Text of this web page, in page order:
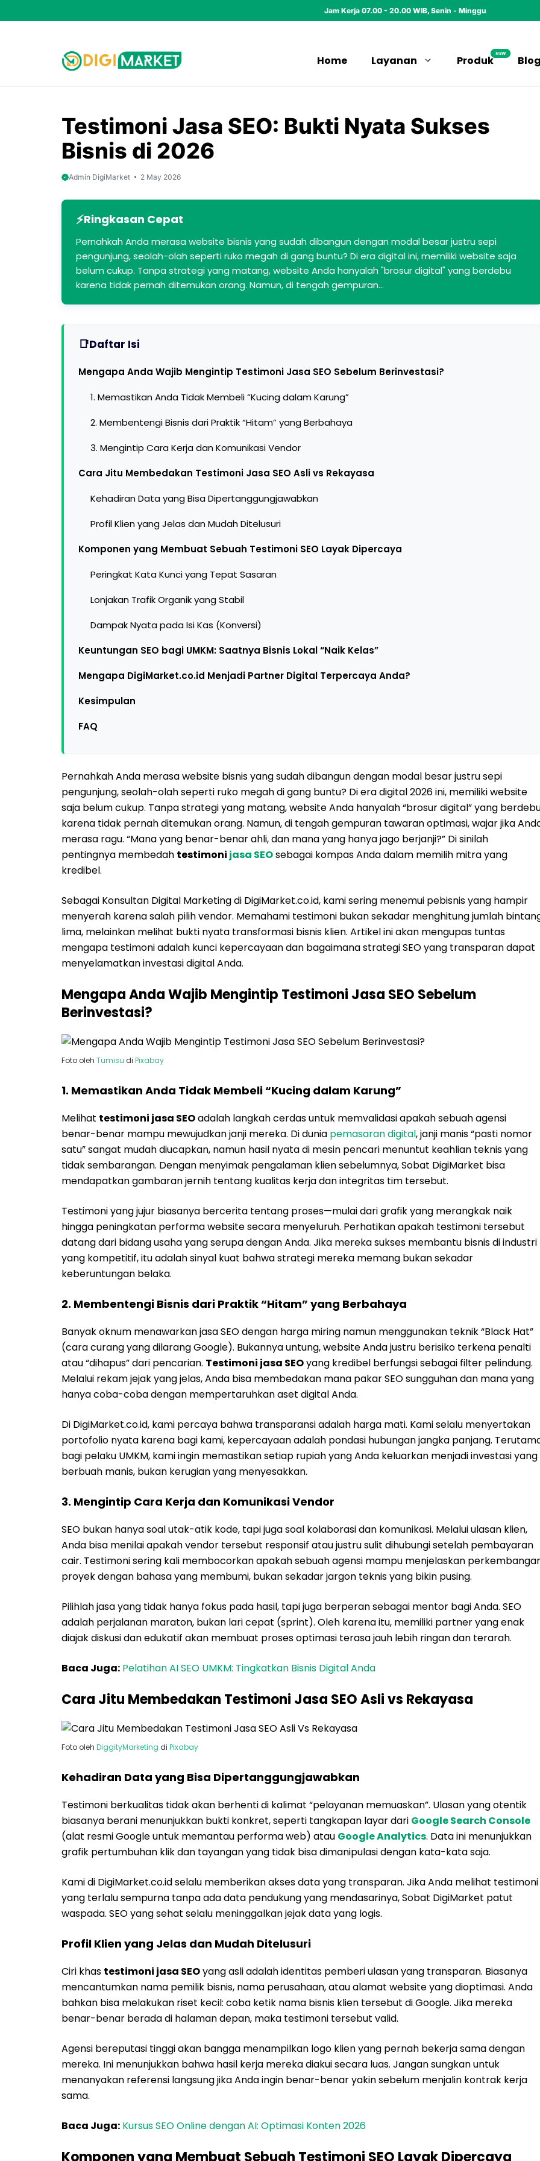
to
Jam Kerja 07.00 - 20.00 WIB, Senin - Minggu
Home Layanan Produk
NEW
Testimoni Jasa SEO: Bukti Nyata Sukses
Bisnis di 2026
Admin DigiMarket 2 May 2026
Ringkasan Cepat
Pernahkah Anda merasa website bisnis yang sudah dibangun dengan modal besar justru sepi
pengunjung, seolah-olah seperti ruko megah di gang buntu? Di era digital ini, memiliki website saja
belum cukup. Tanpa strategi yang matang, website Anda hanyalah "brosur digital" yang berdebu
karena tidak pernah ditemukan orang. Namun, di tengah gempuran…
Daftar Isi
Mengapa Anda Wajib Mengintip Testimoni Jasa SEO Sebelum Berinvestasi?
1. Memastikan Anda Tidak Membeli “Kucing dalam Karung”
2. Membentengi Bisnis dari Praktik “Hitam” yang Berbahaya
3. Mengintip Cara Kerja dan Komunikasi Vendor
Cara Jitu Membedakan Testimoni Jasa SEO Asli vs Rekayasa
Kehadiran Data yang Bisa Dipertanggungjawabkan
Profil Klien yang Jelas dan Mudah Ditelusuri
Komponen yang Membuat Sebuah Testimoni SEO Layak Dipercaya
Peringkat Kata Kunci yang Tepat Sasaran
Lonjakan Trafik Organik yang Stabil
Dampak Nyata pada Isi Kas (Konversi)
Keuntungan SEO bagi UMKM: Saatnya Bisnis Lokal “Naik Kelas”
Mengapa DigiMarket.co.id Menjadi Partner Digital Terpercaya Anda?
Kesimpulan
FAQ
Pernahkah Anda merasa website bisnis yang sudah dibangun dengan modal besar justru sepi
pengunjung, seolah-olah seperti ruko megah di gang buntu? Di era digital 2026 ini, memiliki website
saja belum cukup. Tanpa strategi yang matang, website Anda hanyalah “brosur digital” yang
karena tidak pernah ditemukan orang. Namun, di tengah gempuran tawaran optimasi, wajar jika
merasa ragu. “Mana yang benar-benar ahli, dan mana yang hanya jago berjanji?” Di sinilah
pentingnya membedah testimoni jasa SEOsebagai kompas Anda dalam memilih mitra yang
kredibel.
Sebagai Konsultan Digital Marketing di DigiMarket.co.id, kami sering menemui pebisnis yang hampir
menyerah karena salah pilih vendor. Memahami testimoni bukan sekadar menghitung jumlah
lima, melainkan melihat bukti nyata transformasi bisnis klien. Artikel ini akan mengupas tuntas
mengapa testimoni adalah kunci kepercayaan dan bagaimana strategi SEO yang transparan dapat
menyelamatkan investasi digital Anda.
Mengapa Anda Wajib Mengintip Testimoni Jasa SEO Sebelum
Berinvestasi?
Foto oleh Tumisu di Pixabay
1. Memastikan Anda Tidak Membeli “Kucing dalam Karung”
Melihat testimoni jasa SEOadalah langkah cerdas untuk memvalidasi apakah sebuah agensi
benar-benar mampu mewujudkan janji mereka. Di dunia pemasaran digital, janji manis “pasti nomor
satu” sangat mudah diucapkan, namun hasil nyata di mesin pencari menuntut keahlian teknis yang
tidak sembarangan. Dengan menyimak pengalaman klien sebelumnya, Sobat DigiMarket bisa
mendapatkan gambaran jernih tentang kualitas kerja dan integritas tim tersebut.
Testimoni yang jujur biasanya bercerita tentang proses—mulai dari grafik yang merangkak naik
hingga peningkatan performa website secara menyeluruh. Perhatikan apakah testimoni tersebut
datang dari bidang usaha yang serupa dengan Anda. Jika mereka sukses membantu bisnis di industri
yang kompetitif, itu adalah sinyal kuat bahwa strategi mereka memang bukan sekadar
keberuntungan belaka.
2. Membentengi Bisnis dari Praktik “Hitam” yang Berbahaya
Banyak oknum menawarkan jasa SEO dengan harga miring namun menggunakan teknik “Black Hat”
(cara curang yang dilarang Google). Bukannya untung, website Anda justru berisiko terkena penalti
atau “dihapus” dari pencarian. Testimoni jasa SEOyang kredibel berfungsi sebagai filter pelindung.
Melalui rekam jejak yang jelas, Anda bisa membedakan mana pakar SEO sungguhan dan mana yang
hanya coba-coba dengan mempertaruhkan aset digital Anda.
Di DigiMarket.co.id, kami percaya bahwa transparansi adalah harga mati. Kami selalu menyertakan
portofolio nyata karena bagi kami, kepercayaan adalah pondasi hubungan jangka panjang.
bagi pelaku UMKM, kami ingin memastikan setiap rupiah yang Anda keluarkan menjadi investasi yang
berbuah manis, bukan kerugian yang menyesakkan.
3. Mengintip Cara Kerja dan Komunikasi Vendor
SEO bukan hanya soal utak-atik kode, tapi juga soal kolaborasi dan komunikasi. Melalui ulasan klien,
Anda bisa menilai apakah vendor tersebut responsif atau justru sulit dihubungi setelah pembayaran
cair. Testimoni sering kali membocorkan apakah sebuah agensi mampu menjelaskan
proyek dengan bahasa yang membumi, bukan sekadar jargon teknis yang bikin pusing.
Pilihlah jasa yang tidak hanya fokus pada hasil, tapi juga berperan sebagai mentor bagi Anda. SEO
adalah perjalanan maraton, bukan lari cepat (sprint). Oleh karena itu, memiliki partner yang enak
diajak diskusi dan edukatif akan membuat proses optimasi terasa jauh lebih ringan dan terarah.
Baca Juga: Pelatihan AI SEO UMKM: Tingkatkan Bisnis Digital Anda
Cara Jitu Membedakan Testimoni Jasa SEO Asli vs Rekayasa
Foto oleh DiggityMarketing di Pixabay
Kehadiran Data yang Bisa Dipertanggungjawabkan
Testimoni berkualitas tidak akan berhenti di kalimat “pelayanan memuaskan”. Ulasan yang otentik
biasanya berani menunjukkan bukti konkret, seperti tangkapan layar dari Google Search Console
(alat resmi Google untuk memantau performa web) atau Google Analytics. Data ini menunjukkan
grafik pertumbuhan klik dan tayangan yang tidak bisa dimanipulasi dengan kata-kata saja.
Kami di DigiMarket.co.id selalu memberikan akses data yang transparan. Jika Anda melihat testimoni
yang terlalu sempurna tanpa ada data pendukung yang mendasarinya, Sobat DigiMarket patut
waspada. SEO yang sehat selalu meninggalkan jejak data yang logis.
Profil Klien yang Jelas dan Mudah Ditelusuri
Ciri khas testimoni jasa SEOyang asli adalah identitas pemberi ulasan yang transparan. Biasanya
mencantumkan nama pemilik bisnis, nama perusahaan, atau alamat website yang dioptimasi. Anda
bahkan bisa melakukan riset kecil: coba ketik nama bisnis klien tersebut di Google. Jika mereka
benar-benar berada di halaman depan, maka testimoni tersebut valid.
Agensi bereputasi tinggi akan bangga menampilkan logo klien yang pernah bekerja sama dengan
mereka. Ini menunjukkan bahwa hasil kerja mereka diakui secara luas. Jangan sungkan untuk
menanyakan referensi langsung jika Anda ingin benar-benar yakin sebelum menjalin kontrak kerja
sama.
Baca Juga: Kursus SEO Online dengan AI: Optimasi Konten 2026
Komponen yang Membuat Sebuah Testimoni SEO Layak Dipercaya